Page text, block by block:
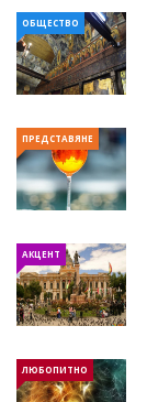
ОБЩЕСТВО
ПРЕДСТАВЯНЕ
АКЦЕНТ
ЛЮБОПИТНО